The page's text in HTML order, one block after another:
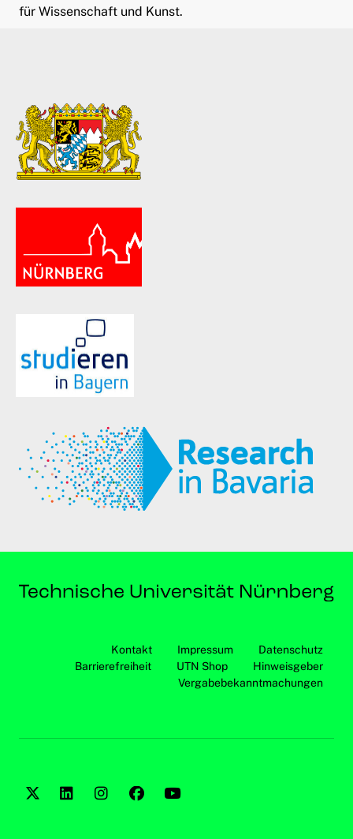
für Wissenschaft und Kunst.
Kontakt Impressum
Datenschutz
Barrierefreiheit
UTN Shop
Hinweisgeber
Vergabebekanntmachungen